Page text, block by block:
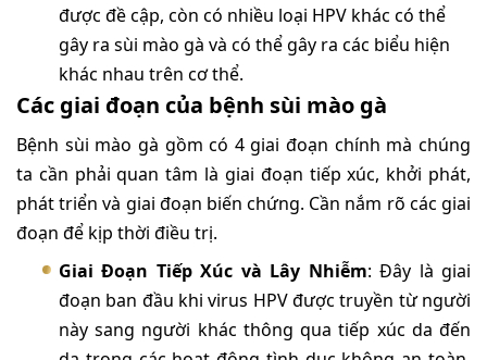
được đề cập, còn có nhiều loại HPV khác có thể
gây ra sùi mào gà và có thể gây ra các biểu hiện
khác nhau trên cơ thể.
Các giai đoạn của bệnh sùi mào gà
Bệnh sùi mào gà gồm có 4 giai đoạn chính mà chúng
ta cần phải quan tâm là giai đoạn tiếp xúc, khởi phát,
phát triển và giai đoạn biến chứng. Cần nắm rõ các giai
đoạn để kịp thời điều trị.
Giai Đoạn Tiếp Xúc và Lây Nhiễm: Đây là giai
đoạn ban đầu khi virus HPV được truyền từ người
này sang người khác thông qua tiếp xúc da đến